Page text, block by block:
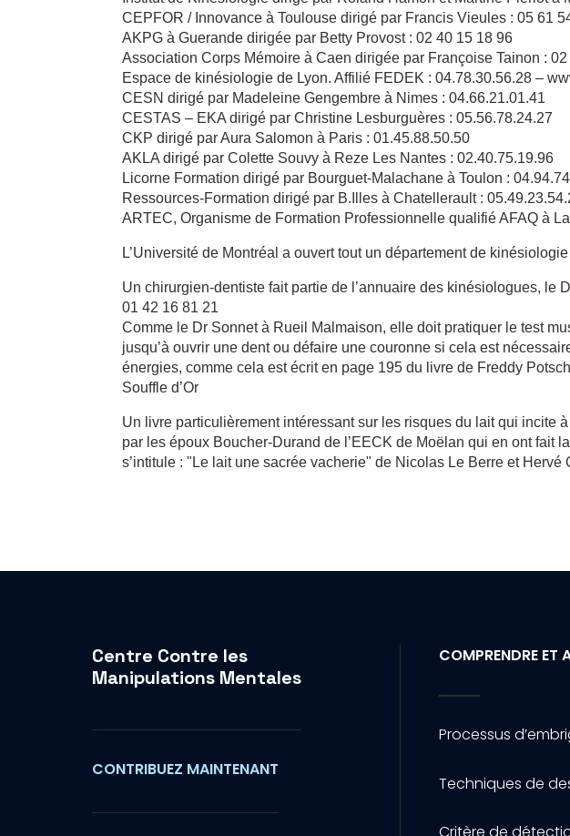
CEPFOR / Innovance à Toulouse dirigé par Francis Vieules : 05 61
AKPG à Guerande dirigée par Betty Provost : 02 40 15 18 96
Association Corps Mémoire à Caen dirigée par Françoise Tainon :
Espace de kinésiologie de Lyon. Affilié FEDEK : 04.78.30.56.28 –
CESN dirigé par Madeleine Gengembre à Nimes : 04.66.21.01.41
CESTAS – EKA dirigé par Christine Lesburguères : 05.56.78.24.27
CKP dirigé par Aura Salomon à Paris : 01.45.88.50.50
AKLA dirigé par Colette Souvy à Reze Les Nantes : 02.40.75.19.96
Licorne Formation dirigé par Bourguet-Malachane à Toulon :
Ressources-Formation dirigé par B.Illes à Chatellerault :
ARTEC, Organisme de Formation Professionnelle qualifié AFAQ à
L’Université de Montréal a ouvert tout un département de
Un chirurgien-dentiste fait partie de l’annuaire des kinésiologues, le
01 42 16 81 21
Comme le Dr Sonnet à Rueil Malmaison, elle doit pratiquer le test
jusqu’à ouvrir une dent ou défaire une couronne si cela est
énergies, comme cela est écrit en page 195 du livre de Freddy
Souffle d’Or
Un livre particulièrement intéressant sur les risques du lait qui incite
par les époux Boucher-Durand de l’EECK de Moëlan qui en ont fait
s’intitule : "Le lait une sacrée vacherie" de Nicolas Le Berre et Hervé
Centre Contre les
Manipulations Mentales
CONTRIBUEZ MAINTENANT
COMPRENDRE ET
Processus
Techniques de
Critère de